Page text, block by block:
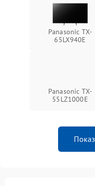
Panasonic TX-
65LX940E
Panasonic TX-
55LZ1000E